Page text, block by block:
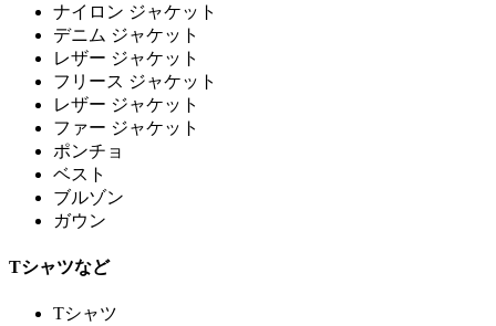
ナイロン ジャケット
デニム ジャケット
レザー ジャケット
フリース ジャケット
レザー ジャケット
ファー ジャケット
ポンチョ
ベスト
ブルゾン
ガウン
Tシャツなど
Tシャツ